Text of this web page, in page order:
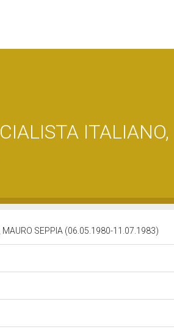
ITALIANO,
MAURO SEPPIA (06.05.1980-11.07.1983)